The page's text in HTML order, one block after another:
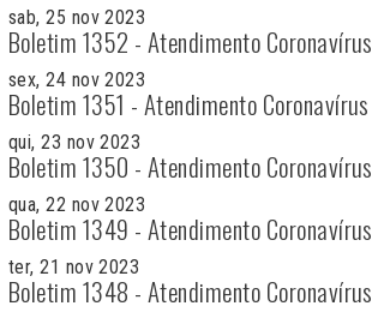
sab, 25 nov 2023
Boletim 1352 - Atendimento Coronavírus
sex, 24 nov 2023
Boletim 1351 - Atendimento Coronavírus
qui, 23 nov 2023
Boletim 1350 - Atendimento Coronavírus
qua, 22 nov 2023
Boletim 1349 - Atendimento Coronavírus
ter, 21 nov 2023
Boletim 1348 - Atendimento Coronavírus